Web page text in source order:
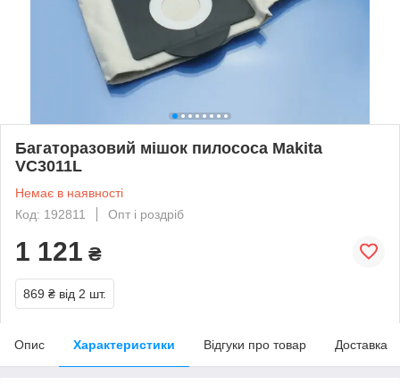
Багаторазовий мішок пилососа Makita
VC3011L
Немає в наявності
Код: 192811
Опт і роздріб
1 121 ₴
869 ₴ від 2 шт.
Опис Характеристики Відгуки про товар Доставка